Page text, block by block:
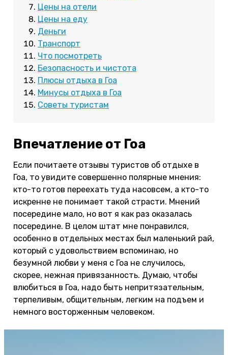
Цены на отели
Цены на еду
Деньги
Транспорт
Что посмотреть
Безопасность и чистота
Плюсы отдыха в Гоа
Минусы отдыха в Гоа
Советы туристам
Впечатление от Гоа
Если почитаете отзывы туристов об отдыхе в
Гоа, то увидите совершенно полярные мнения:
кто-то готов переехать туда насовсем, а кто-то
искренне не понимает такой страсти. Мнений
посередине мало, но вот я как раз оказалась
посередине. В целом штат мне понравился,
особенно в отдельных местах был маленький рай,
который с удовольствием вспоминаю, но
безумной любви у меня с Гоа не случилось,
скорее, нежная привязанность. Думаю, чтобы
влюбиться в Гоа, надо быть непритязательным,
терпеливым, общительным, легким на подъем и
немного восторженным человеком.